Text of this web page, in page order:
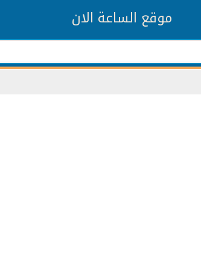
موقع الساعة الان